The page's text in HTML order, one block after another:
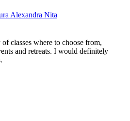
Alexandra Nita
classes where to choose from,
and retreats. I would definitely